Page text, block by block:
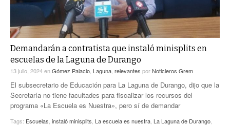
TRAYECTO LAGUNA
A MEDIA MAÑANA
A TODA LEY
ENTRE LAGUNEROS
TWEETS AND BEATS
LA MEJOR 97.1 ESTÉREO GALLITO
ACTUALIDADES GREM
PULSO
LA MEJOR INFORMACIÓN
Demandarán a contratista que instaló minisplits en
escuelas de la Laguna de Durango
13 julio, 2024enGómez Palacio Laguna relevantes porNoticieros Grem
El subsecretario de Educación para La Laguna de Durango, dijo que la
Secretaría no tiene facultades para fiscalizar los recursos del
programa «La Escuela es Nuestra», pero sí de demandar
Tags: Escuelas instaló minisplits La escuela es nuestra La Laguna de Durango